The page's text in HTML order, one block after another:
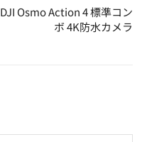
DJI Osmo Action 4 標準コン
ボ 4K防水カメラ